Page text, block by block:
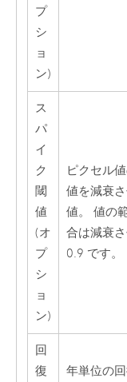
プ
シ
ョ
ン)
ス
パ
イ
ク
閾
値
(オ
プ
シ
ョ
ン)
ピクセル
値を減衰
値。 値の
合は減衰
0.9 です。
回
復
年単位の回